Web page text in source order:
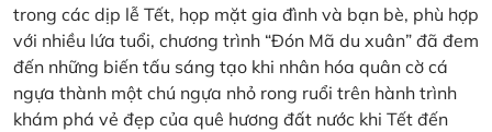
trong các dịp lễ Tết, họp mặt gia đình và bạn bè, phù hợp
với nhiều lứa tuổi, chương trình “Đón Mã du xuân” đã đem
đến những biến tấu sáng tạo khi nhân hóa quân cờ cá
ngựa thành một chú ngựa nhỏ rong ruổi trên hành trình
khám phá vẻ đẹp của quê hương đất nước khi Tết đến